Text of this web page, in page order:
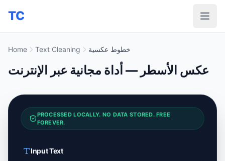
TC
Home Text Cleaning خطوط عكسية
عكس الأسطر — أداة مجانية عبر الإنترنت
PROCESSED LOCALLY. NO DATA STORED. FREE
FOREVER.
Input Text